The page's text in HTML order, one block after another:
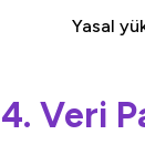
Yasal
4. Veri